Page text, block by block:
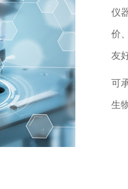
仪
价
友
可
生